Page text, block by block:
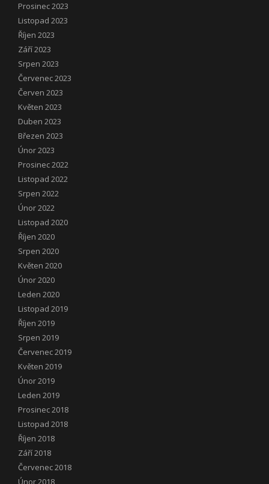
Prosinec 2023
Listopad 2023
Říjen 2023
Září 2023
Srpen 2023
Červenec 2023
Červen 2023
Květen 2023
Duben 2023
Březen 2023
Únor 2023
Prosinec 2022
Listopad 2022
Srpen 2022
Únor 2022
Listopad 2020
Říjen 2020
Srpen 2020
Květen 2020
Únor 2020
Leden 2020
Listopad 2019
Říjen 2019
Srpen 2019
Červenec 2019
Květen 2019
Únor 2019
Leden 2019
Prosinec 2018
Listopad 2018
Říjen 2018
Září 2018
Červenec 2018